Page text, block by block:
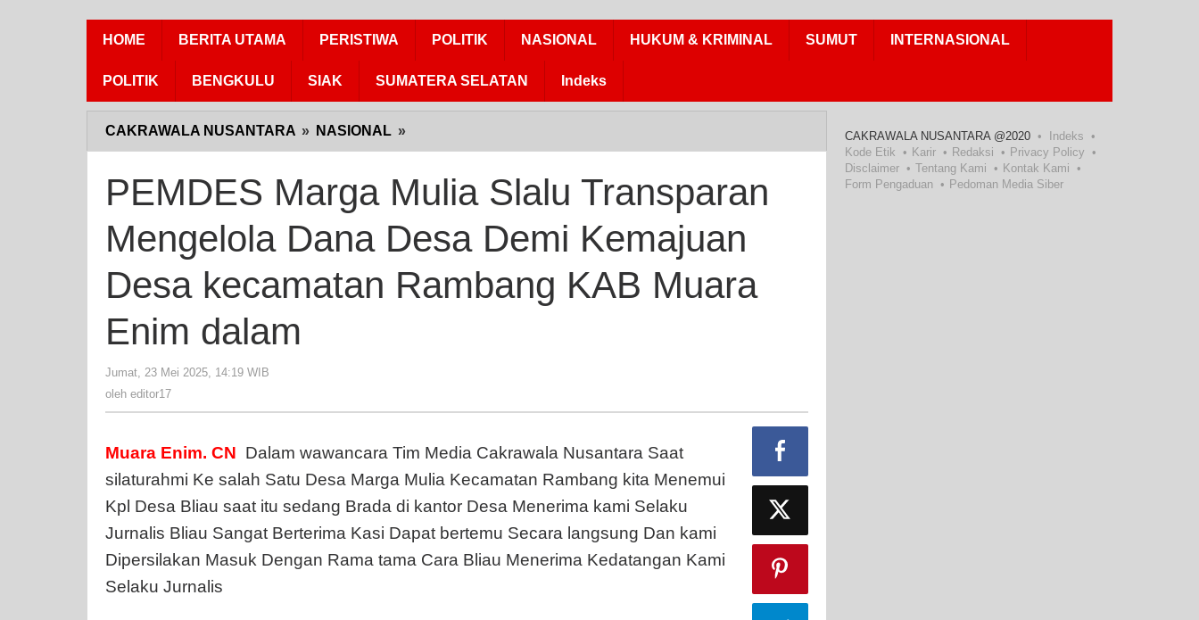
HOME BERITA UTAMA PERISTIWA POLITIK NASIONAL HUKUM & KRIMINAL SUMUT INTERNASIONAL
POLITIK BENGKULU SIAK SUMATERA SELATAN Indeks
CAKRAWALA NUSANTARA » NASIONAL »
Marga
Slalu
Mengelola
Desa
Demi
KAB
Enim
dalam
PEMDES Marga Mulia Slalu Transparan
Mengelola Dana Desa Demi Kemajuan
Desa kecamatan Rambang KAB Muara
Enim dalam
Jumat, 23 Mei 2025, 14:19 WIB
oleh editor17
Muara Enim. CN Dalam wawancara Tim Media Cakrawala Nusantara Saat
silaturahmi Ke salah Satu Desa Marga Mulia Kecamatan Rambang kita Menemui
Kpl Desa Bliau saat itu sedang Brada di kantor Desa Menerima kami Selaku
Jurnalis Bliau Sangat Berterima Kasi Dapat bertemu Secara langsung Dan kami
Dipersilakan Masuk Dengan Rama tama Cara Bliau Menerima Kedatangan Kami
Selaku Jurnalis
CAKRAWALA NUSANTARA @2020
Indeks
Kode Etik
Karir Redaksi
Privacy Policy
Disclaimer
Tentang Kami
Kontak Kami
Form Pengaduan
Pedoman Media Siber